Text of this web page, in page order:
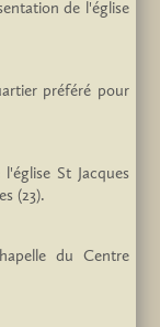
de l'église
préféré pour
St Jacques
(23).
du Centre